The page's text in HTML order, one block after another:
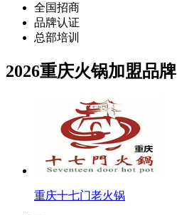
全国招商
品牌认证
总部培训
2026重庆火锅加盟品牌
重庆十七门老火锅